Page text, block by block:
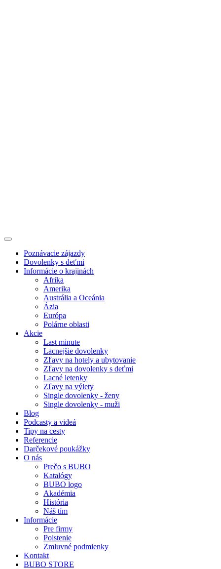
Poznávacie zájazdy
Dovolenky s deťmi
Informácie o krajinách
Afrika
Amerika
Austrália a Oceánia
Ázia
Európa
Polárne oblasti
Akcie
Last minute
Lacnejšie dovolenky
Zľavy na hotely a ubytovanie
Zľavy na dovolenky s deťmi
Lacné letenky
Zľavy na výlety
Single dovolenky - ženy
Single dovolenky - muži
Blog
Podcasty a videá
Tipy na cesty
Referencie
Darčekové poukážky
O nás
Prečo s BUBO
Katalógy
BUBO logo
Akadémia
História
Náš tím
Informácie
Pre firmy
Poistenie
Zmluvné podmienky
Kontakt
BUBO STORE